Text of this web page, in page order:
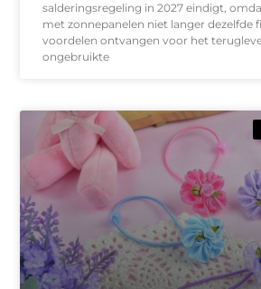
salderingsregeling in 2027 eindigt,
met zonnepanelen niet langer dezelfde
voordelen ontvangen voor het
ongebruikte